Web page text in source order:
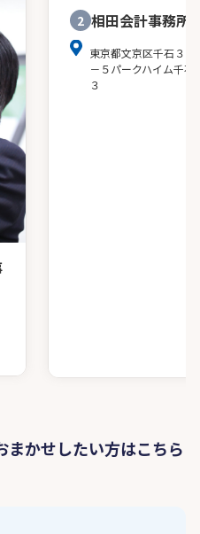
2 相田会計事務所
東京都文京区千石３－
－５パークハイム千石
３
かせしたい方はこちら